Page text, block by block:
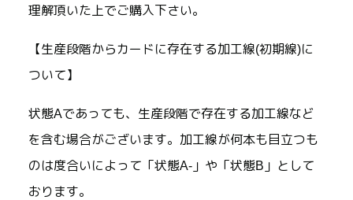
理解頂いた上でご購入下さい。
【生産段階からカードに存在する加工線(初期線)に
ついて】
状態Aであっても、生産段階で存在する加工線など
を含む場合がございます。加工線が何本も目立つも
のは度合いによって「状態A-」や「状態B」として
おります。